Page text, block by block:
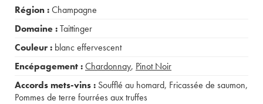
Région :Champagne
Domaine :Taittinger
Couleur : blanc effervescent
Encépagement :Chardonnay, Pinot Noir
Accords mets-vins : Soufflé au homard, Fricassée de saumon,
Pommes de terre fourrées aux truffes